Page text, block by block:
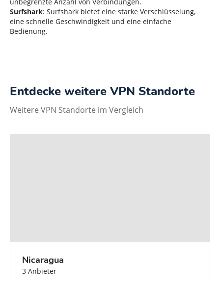
unbegrenzte Anzahl von Verbindungen.
Surfshark: Surfshark bietet eine starke Verschlüsselung,
eine schnelle Geschwindigkeit und eine einfache
Bedienung.
Entdecke weitere VPN Standorte
Weitere VPN Standorte im Vergleich
Nicaragua
3 Anbieter